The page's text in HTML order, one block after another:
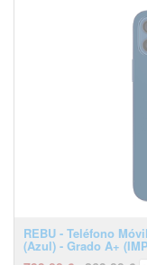
REBU - Teléfono
(Azul) - Grado A+